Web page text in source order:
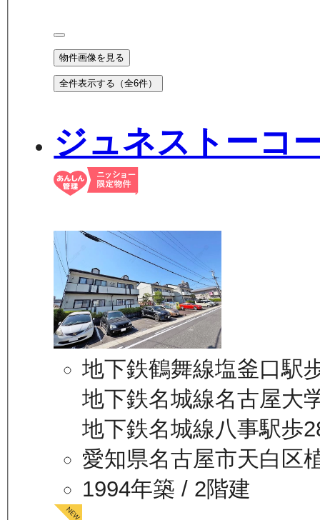
物件画像を見る
全件表示する（全6件）
ジュネストーコ
地下鉄鶴舞線塩釜口駅
地下鉄名城線名古屋大
地下鉄名城線八事駅歩
愛知県名古屋市天白区
1994年築 / 2階建